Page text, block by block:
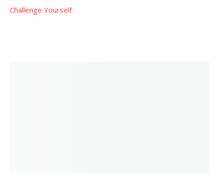
Challenge Yourself